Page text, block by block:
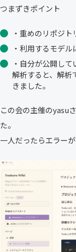
つまずきポイント
・重めのリポジ
・利用するモデ
・自分が公開し
解析すると、解析
きました。
この会の主催のyasu
た。
一人だったらエラー